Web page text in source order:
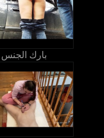
بارك الجنس